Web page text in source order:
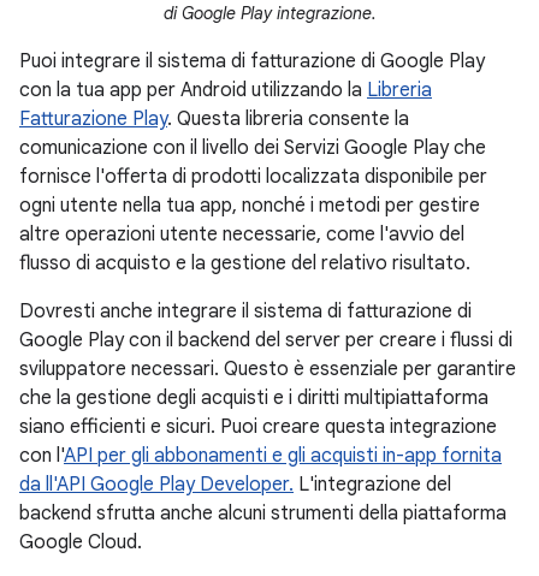
di Google Play integrazione.
Puoi integrare il sistema di fatturazione di Google Play
con la tua app per Android utilizzando la Libreria
Fatturazione Play. Questa libreria consente la
comunicazione con il livello dei Servizi Google Play che
fornisce l'offerta di prodotti localizzata disponibile per
ogni utente nella tua app, nonché i metodi per gestire
altre operazioni utente necessarie, come l'avvio del
flusso di acquisto e la gestione del relativo risultato.
Dovresti anche integrare il sistema di fatturazione di
Google Play con il backend del server per creare i flussi di
sviluppatore necessari. Questo è essenziale per garantire
che la gestione degli acquisti e i diritti multipiattaforma
siano efficienti e sicuri. Puoi creare questa integrazione
con l'API per gli abbonamenti e gli acquisti in-app fornita
da ll'API Google Play Developer. L'integrazione del
backend sfrutta anche alcuni strumenti della piattaforma
Google Cloud.